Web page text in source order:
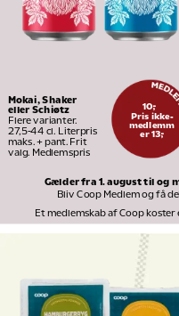
Mokai, Shaker
eller Schiøtz
Flere varianter.
27,5-44 cl. Literpris
maks. + pant. Frit
valg. Medlemspris
10,-
Pris ikke-
medlemm
er 13,-
Gælder fra 1. august til og
Bliv Coop Medlem og få
Et medlemskab af Coop